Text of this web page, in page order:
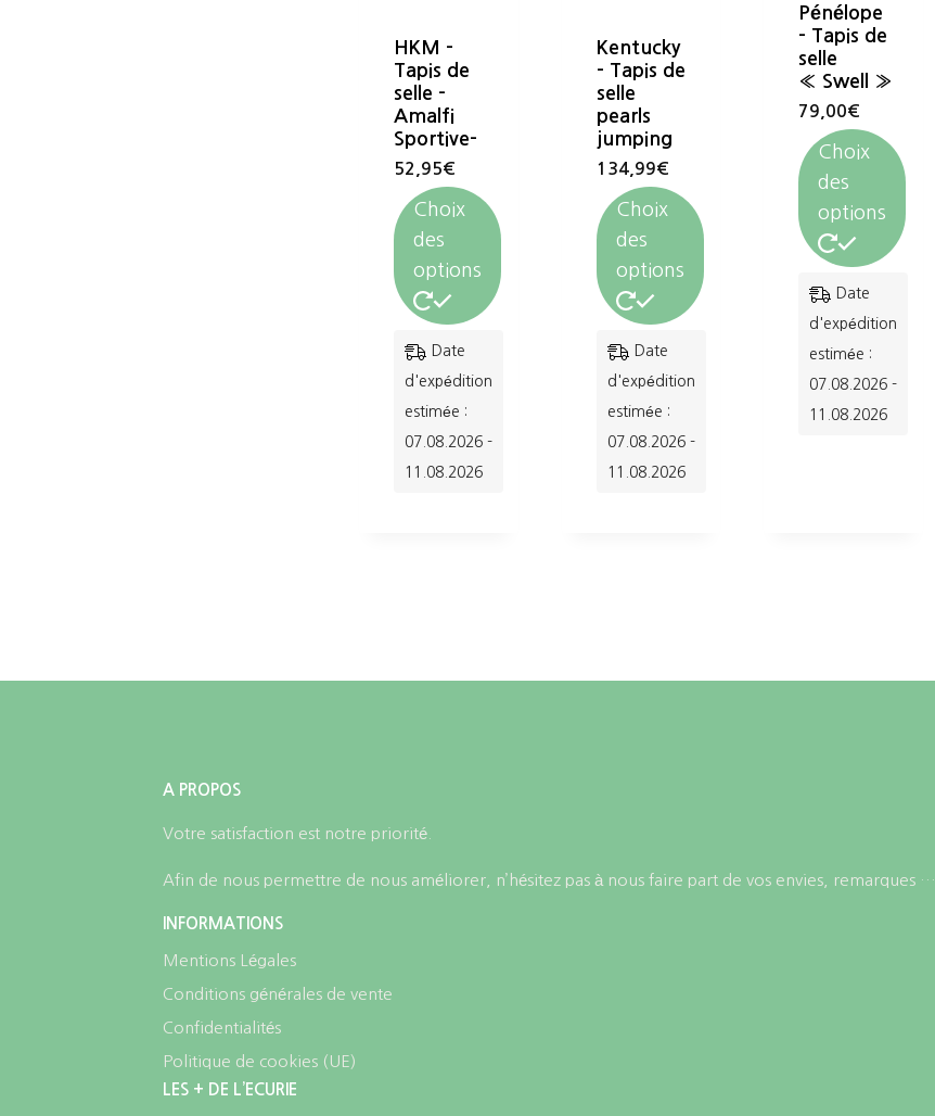
HKM –
Tapis de
selle -
Amalfi
Sportive-
52,95€
Choix
des
options
Ce
produit
plusieurs
variations.
produit
Date
d'expédition
estimée :
07.08.2026 -
11.08.2026
Kentucky
– Tapis de
selle
pearls
jumping
134,99€
Choix
des
options
Ce
produit
plusieurs
variations.
Date
d'expédition
estimée :
07.08.2026 -
11.08.2026
Pénélope
– Tapis de
selle
« Swell »
79,00€
Choix
des
options
Ce
produit
plusieurs
variations.
Date
d'expédition
estimée :
07.08.2026 -
11.08.2026
A PROPOS
Votre satisfaction est notre priorité.
Afin de nous permettre de nous améliorer, n’hésitez pas à nous faire part de vos envies, remarques …
INFORMATIONS
Mentions Légales
Conditions générales de vente
Confidentialités
Politique de cookies (UE)
LES + DE L’ECURIE